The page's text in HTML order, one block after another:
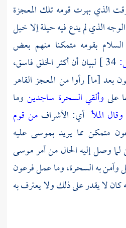
الذي بهرت قومه تلك المعجزة
الذي لم يدع فيه حيلة إلا خيل
بقومه متمكنا منهم بعض
لبيان أن أكثر الخلق فاسق،
بعد [ما] رأوا من المعجز القاهر
على وألقي السحرة ساجدين وما
وقال الملأ أي: الأشراف من قوم
متمكن مما يريد بموسى عليه
وصل إليه الحال من أمرموسى
وآمن به السحرة، وما عملفرعون
كان لا يقدر على ذلك ولا يعترف به